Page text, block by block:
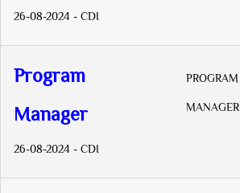
26-08-2024 - CDI
Program
Manager
26-08-2024 - CDI
PROGRAM
MANAGER